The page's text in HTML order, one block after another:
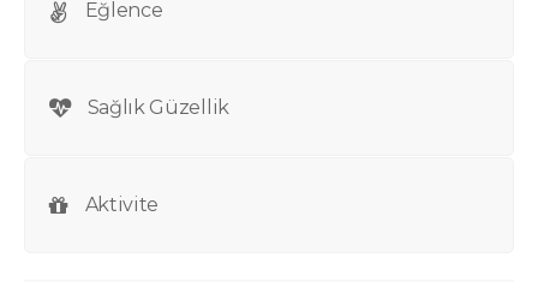
Eğlence
Sağlık Güzellik
Aktivite